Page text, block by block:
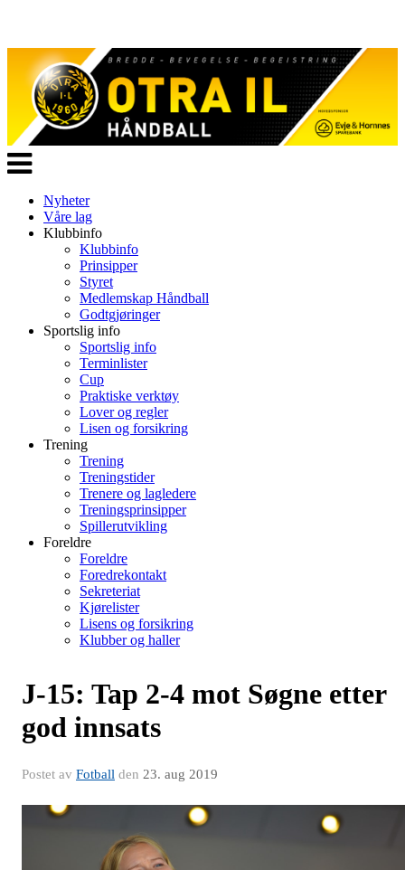
Veksle
navigasjon
Nyheter
Våre lag
Klubbinfo
Klubbinfo
Prinsipper
Styret
Medlemskap Håndball
Godtgjøringer
Sportslig info
Sportslig info
Terminlister
Cup
Praktiske verktøy
Lover og regler
Lisen og forsikring
Trening
Trening
Treningstider
Trenere og lagledere
Treningsprinsipper
Spillerutvikling
Foreldre
Foreldre
Foredrekontakt
Sekreteriat
Kjørelister
Lisens og forsikring
Klubber og haller
J-15: Tap 2-4 mot Søgne etter
god innsats
Postet av Fotball den 23. aug 2019